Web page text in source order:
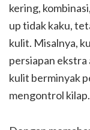
kering,
up tidak kaku,
kulit. Misalnya,
persiapan
kulit berminyak
mengontrol kilap.